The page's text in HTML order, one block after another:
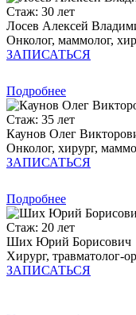
Стаж: 30 лет
Лосев Алексей
Онколог, маммолог,
ЗАПИСАТЬСЯ
Подробнее
Стаж: 35 лет
Каунов Олег
Онколог, хирург,
ЗАПИСАТЬСЯ
Подробнее
Стаж: 20 лет
Ших Юрий Борисович
Хирург, травматолог-
ЗАПИСАТЬСЯ